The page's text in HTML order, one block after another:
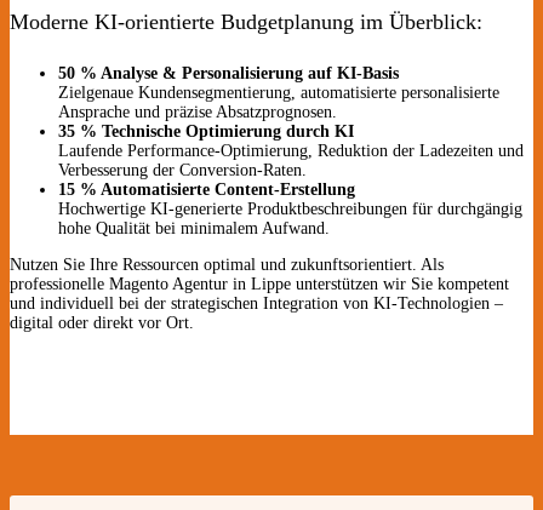
Moderne KI-orientierte Budgetplanung im Überblick:
50 % Analyse & Personalisierung auf KI-Basis
Zielgenaue Kundensegmentierung, automatisierte personalisierte
Ansprache und präzise Absatzprognosen.
35 % Technische Optimierung durch KI
Laufende Performance-Optimierung, Reduktion der Ladezeiten und
Verbesserung der Conversion-Raten.
15 % Automatisierte Content-Erstellung
Hochwertige KI-generierte Produktbeschreibungen für durchgängig
hohe Qualität bei minimalem Aufwand.
Nutzen Sie Ihre Ressourcen optimal und zukunftsorientiert. Als
professionelle Magento Agentur in Lippe unterstützen wir Sie kompetent
und individuell bei der strategischen Integration von KI-Technologien –
digital oder direkt vor Ort.